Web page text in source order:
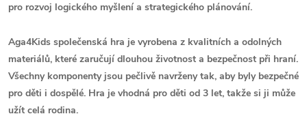
pro rozvoj logického myšlení a strategického plánování.
Aga4Kids společenská hra je vyrobena z kvalitních a odolných
materiálů, které zaručují dlouhou životnost a bezpečnost při hraní.
Všechny komponenty jsou pečlivě navrženy tak, aby byly bezpečné
pro děti i dospělé. Hra je vhodná pro děti od 3 let, takže si ji může
užít celá rodina.